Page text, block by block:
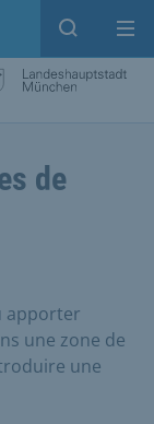
Open
de
apporter
une zone de
une